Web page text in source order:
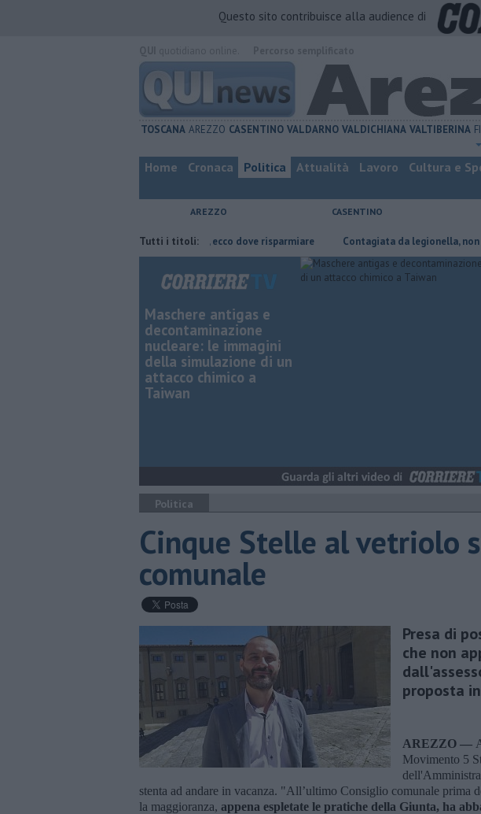
Questo sito contribuisce alla audience di
TOSCANA AREZZO CASENTINO VALDARNO VALDICHIANA VALTIBERINA
Home Cronaca Politica Attualità Lavoro Cultura e
AREZZO CASENTINO
Tutti i titoli:
​Benzina, gasolio, gpl, ecco dove risparmiare Contagiata da legionella, non ce l'ha
Maschere antigas e
decontaminazione
nucleare: le immagini
della simulazione di un
attacco chimico a
Taiwan
Politica
Cinque Stelle al vetriolo
comunale
Presa di
che non
proposta
AREZZO —
Movimento 5
stenta ad andare in vacanza. "All’ultimo Consiglio comunale prima
la maggioranza, appena espletate le pratiche della Giunta, ha